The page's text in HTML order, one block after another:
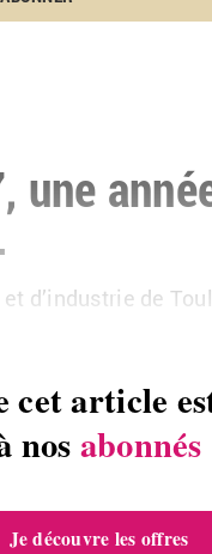
une
d’industrie de
cet article
nosabonnés
Je découvre les offres